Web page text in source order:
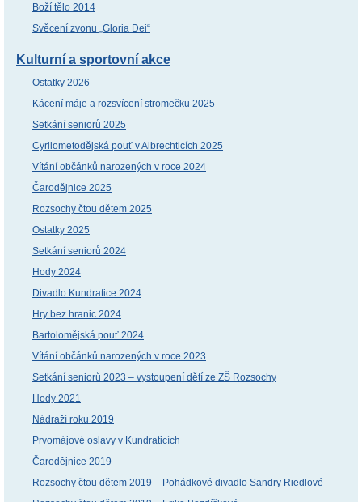
Boží tělo 2014
Svěcení zvonu „Gloria Dei“
Kulturní a sportovní akce
Ostatky 2026
Kácení máje a rozsvícení stromečku 2025
Setkání seniorů 2025
Cyrilometodějská pouť v Albrechticích 2025
Vítání občánků narozených v roce 2024
Čarodějnice 2025
Rozsochy čtou dětem 2025
Ostatky 2025
Setkání seniorů 2024
Hody 2024
Divadlo Kundratice 2024
Hry bez hranic 2024
Bartolomějská pouť 2024
Vítání občánků narozených v roce 2023
Setkání seniorů 2023 – vystoupení dětí ze ZŠ Rozsochy
Hody 2021
Nádraží roku 2019
Prvomájové oslavy v Kundraticích
Čarodějnice 2019
Rozsochy čtou dětem 2019 – Pohádkové divadlo Sandry Riedlové